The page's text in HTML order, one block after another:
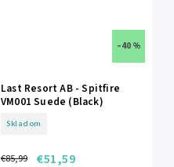
–40 %
Last Resort AB - Spitfire
VM001 Suede (Black)
Skladom
€85,99 €51,59